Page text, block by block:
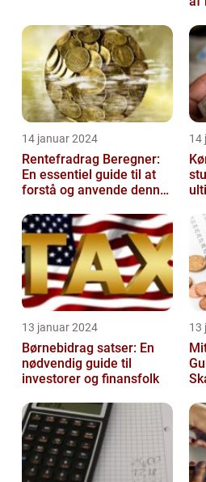
14 januar 2024
Rentefradrag Beregner:
En essentiel guide til at
forstå og anvende denne
14
13 januar 2024
Børnebidrag satser: En
nødvendig guide til
investorer og finansfolk
13